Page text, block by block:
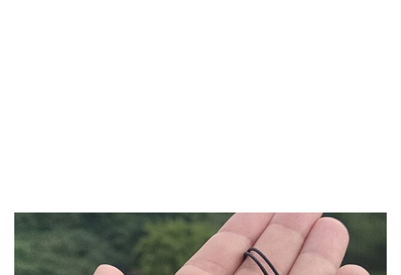
Gottesdienste